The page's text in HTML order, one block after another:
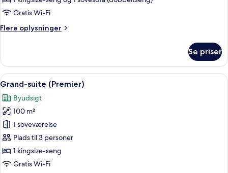
Gratis Wi-Fi
Flere oplysninger
Flere
suite
Se priser
Indlæs
alle
billeder
af
Grand-
suite
(Premier)
Et hotelværelse med en stor seng,
9
Grand-suite (Premier)
Byudsigt
100 m²
1 soveværelse
Plads til 3 personer
1 kingsize-seng
Gratis Wi-Fi